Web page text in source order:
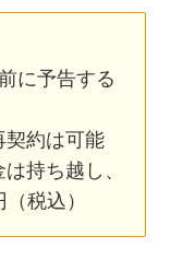
に予告する
契約は可能
持ち越し、
税込）